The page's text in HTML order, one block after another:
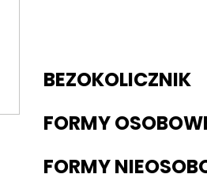
BEZOKOLICZNIK
FORMY
FORMY